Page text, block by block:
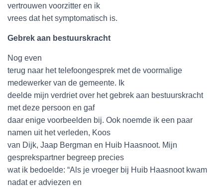
vertrouwen voorzitter en ik
vrees dat het symptomatisch is.
Gebrek aan bestuurskracht
Nog even
terug naar het telefoongesprek met de voormalige
medewerker van de gemeente. Ik
deelde mijn verdriet over het gebrek aan bestuurskracht
met deze persoon en gaf
daar enige voorbeelden bij. Ook noemde ik een paar
namen uit het verleden, Koos
van Dijk, Jaap Bergman en Huib Haasnoot. Mijn
gesprekspartner begreep precies
wat ik bedoelde: “Als je vroeger bij Huib Haasnoot kwam
nadat er adviezen en